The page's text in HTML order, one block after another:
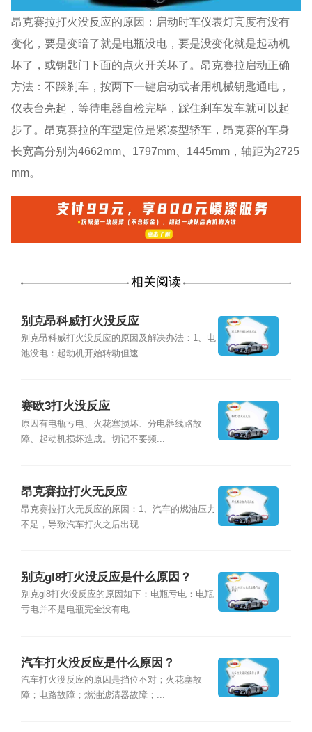
昂克赛拉打火没反应的原因：启动时车仪表灯亮度有没有
变化，要是变暗了就是电瓶没电，要是没变化就是起动机
坏了，或钥匙门下面的点火开关坏了。昂克赛拉启动正确
方法：不踩刹车，按两下一键启动或者用机械钥匙通电，
仪表台亮起，等待电器自检完毕，踩住刹车发车就可以起
步了。昂克赛拉的车型定位是紧凑型轿车，昂克赛的车身
长宽高分别为4662mm、1797mm、1445mm，轴距为2725
mm。
相关阅读
别克昂科威打火没反应
别克昂科威打火没反应的原因及解决办法：1、电
池没电：起动机开始转动但速...
赛欧3打火没反应
原因有电瓶亏电、火花塞损坏、分电器线路故
障、起动机损坏造成。切记不要频...
昂克赛拉打火无反应
昂克赛拉打火无反应的原因：1、汽车的燃油压力
不足，导致汽车打火之后出现...
别克gl8打火没反应是什么原因？
别克gl8打火没反应的原因如下：电瓶亏电：电瓶
亏电并不是电瓶完全没有电...
汽车打火没反应是什么原因？
汽车打火没反应的原因是挡位不对；火花塞故
障；电路故障；燃油滤清器故障；...